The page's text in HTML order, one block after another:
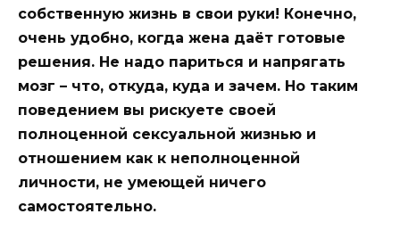
собственную жизнь в свои руки! Конечно,
очень удобно, когда жена даёт готовые
решения. Не надо париться и напрягать
мозг – что, откуда, куда и зачем. Но таким
поведением вы рискуете своей
полноценной сексуальной жизнью и
отношением как к неполноценной
личности, не умеющей ничего
самостоятельно.